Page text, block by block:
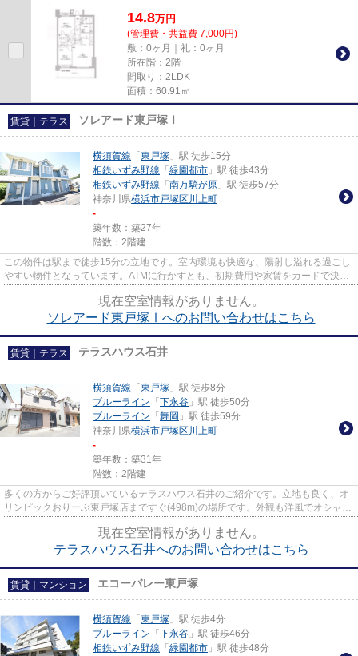
14.8万円
(管理費・共益費 7,000円)
敷：0ヶ月｜礼：0ヶ月
所在階：2階
間取り：2LDK
面積：60.91㎡
賃貸｜テラス ソレアード東戸塚Ⅰ
横須賀線 「 東戸塚 」駅 徒歩15分
相鉄いずみ野線 「 緑園都市 」駅 徒歩43分
相鉄いずみ野線 「 南万騎が原 」駅 徒歩57分
神奈川県横浜市戸塚区 川上町
-
築年数：築27年
階数：2階建
この物件は駅まで徒歩15分の立地です。室内環境も快適な、陽射し溢れる過ごし
やすい物件となっています。ATMに行かずとも、初期費用や家賃をカードで決済
現在空室情報がありません。
ソレアード東戸塚Ⅰへのお問い合わせはこちら
賃貸｜テラス テラスハウス石井
横須賀線 「 東戸塚 」駅 徒歩8分
ブルーライン 「 下永谷 」駅 徒歩50分
ブルーライン 「 舞岡 」駅 徒歩59分
神奈川県横浜市戸塚区 川上町
-
築年数：築31年
階数：2階建
多くの方からご好評頂いているテラスハウス石井のご紹介です。立地も良く、オ
リンピックおりーぶ東戸塚店まですぐ(498m)の場所です。外観も洋風でオシャレ
現在空室情報がありません。
テラスハウス石井へのお問い合わせはこちら
賃貸｜マンション エコーバレー東戸塚
横須賀線 「 東戸塚 」駅 徒歩4分
ブルーライン 「 下永谷 」駅 徒歩46分
相鉄いずみ野線 「 緑園都市 」駅 徒歩48分